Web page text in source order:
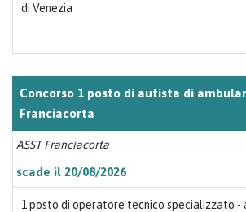
di Venezia
Concorso 1 posto di autista di
Franciacorta
ASST Franciacorta
scade il 20/08/2026
1 posto di operatore tecnico specializzato -